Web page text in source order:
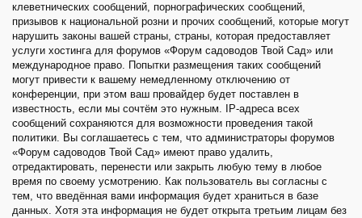
клеветнических сообщений, порнографических сообщений,
призывов к национальной розни и прочих сообщений, которые могут
нарушить законы вашей страны, страны, которая предоставляет
услуги хостинга для форумов «Форум садоводов Твой Сад» или
международное право. Попытки размещения таких сообщений
могут привести к вашему немедленному отключению от
конференции, при этом ваш провайдер будет поставлен в
известность, если мы сочтём это нужным. IP-адреса всех
сообщений сохраняются для возможности проведения такой
политики. Вы соглашаетесь с тем, что администраторы форумов
«Форум садоводов Твой Сад» имеют право удалить,
отредактировать, перенести или закрыть любую тему в любое
время по своему усмотрению. Как пользователь вы согласны с
тем, что введённая вами информация будет храниться в базе
данных. Хотя эта информация не будет открыта третьим лицам без